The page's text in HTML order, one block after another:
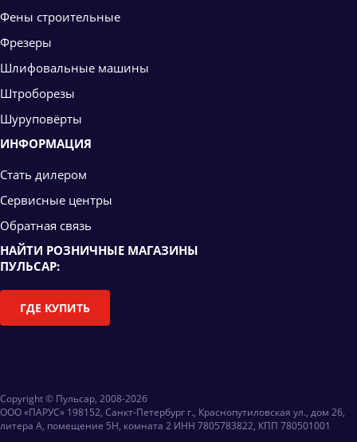
Фены строительные
Фрезеры
Шлифовальные машины
Штроборезы
Шуруповёрты
ИНФОРМАЦИЯ
Стать дилером
Сервисные центры
Обратная связь
НАЙТИ РОЗНИЧНЫЕ МАГАЗИНЫ
ПУЛЬСАР:
ГДЕ КУПИТЬ
Copyright © Пульсар, 2008-2026
ООО «ПАРУС» 198152, Санкт-Петербург г., Краснопутиловская ул., дом 26,
литера А, помещение 5Н, комната 2 ИНН 7805783822, КПП 780501001